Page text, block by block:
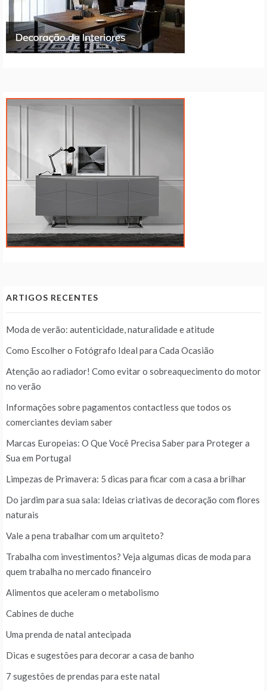
ARTIGOS RECENTES
Moda de verão: autenticidade, naturalidade e atitude
Como Escolher o Fotógrafo Ideal para Cada Ocasião
Atenção ao radiador! Como evitar o sobreaquecimento do motor
no verão
Informações sobre pagamentos contactless que todos os
comerciantes deviam saber
Marcas Europeias: O Que Você Precisa Saber para Proteger a
Sua em Portugal
Limpezas de Primavera: 5 dicas para ficar com a casa a brilhar
Do jardim para sua sala: Ideias criativas de decoração com flores
naturais
Vale a pena trabalhar com um arquiteto?
Trabalha com investimentos? Veja algumas dicas de moda para
quem trabalha no mercado financeiro
Alimentos que aceleram o metabolismo
Cabines de duche
Uma prenda de natal antecipada
Dicas e sugestões para decorar a casa de banho
7 sugestões de prendas para este natal